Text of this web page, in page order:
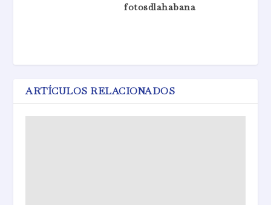
fotosdlahabana
ARTÍCULOS RELACIONADOS